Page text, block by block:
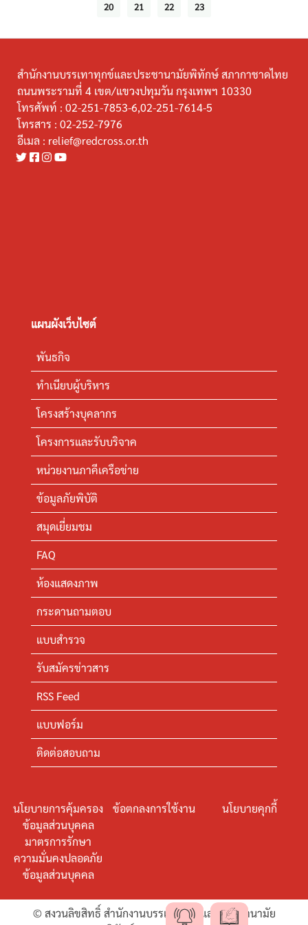
20
21 22 23
สำนักงานบรรเทาทุกข์และประชานามัยพิทักษ์ สภากาชาดไทย
ถนนพระรามที่ 4 เขต/แขวงปทุมวัน กรุงเทพฯ 10330
โทรศัพท์ : 02-251-7853-6,02-251-7614-5
โทรสาร : 02-252-7976
อีเมล : relief@redcross.or.th
แผนผังเว็บไซต์
พันธกิจ
ทำเนียบผู้บริหาร
โครงสร้างบุคลากร
โครงการและรับบริจาค
หน่วยงานภาคีเครือข่าย
ข้อมูลภัยพิบัติ
สมุดเยี่ยมชม
FAQ
ห้องแสดงภาพ
กระดานถามตอบ
แบบสำรวจ
รับสมัครข่าวสาร
RSS Feed
แบบฟอร์ม
ติดต่อสอบถาม
นโยบายการคุ้มครอง
ข้อมูลส่วนบุคคล
ข้อตกลงการใช้งาน นโยบายคุกกี้
มาตรการรักษา
ความมั่นคงปลอดภัย
ข้อมูลส่วนบุคคล
© สงวนลิขสิทธิ์ สำนักงานบรรเทาทุกข์และประชานามัย